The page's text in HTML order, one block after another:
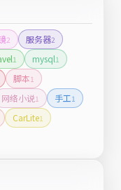
2 服务器2
1 mysql1
脚本1
网络小说1 手工1
CarLite1